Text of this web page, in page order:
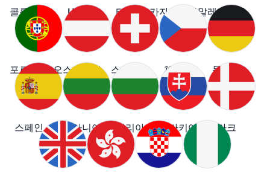
콜롬비아 UAE 터키 카자흐스탄말레이시아
포르투갈 오스트리아 스위스 체코 독일
스페인 리투아니아 불가리아 슬로바키아 덴마크